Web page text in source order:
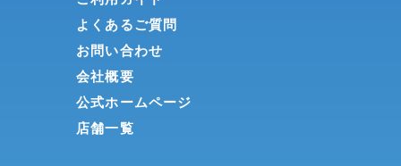
よくあるご質問
お問い合わせ
会社概要
公式ホームページ
店舗一覧